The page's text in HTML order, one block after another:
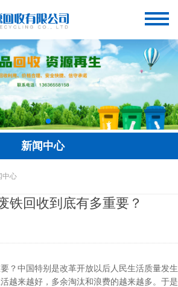
新闻中心
中心
铁回收到底有多重要？
？中国特别是改革开放以后人民生活质量发生
越来越好，多余淘汰和浪费的越来越多。于是